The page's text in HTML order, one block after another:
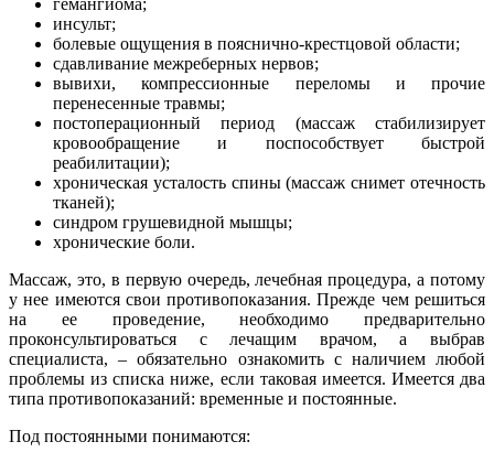
гемангиома;
инсульт;
болевые ощущения в пояснично-крестцовой области;
сдавливание межреберных нервов;
вывихи, компрессионные переломы и прочие
перенесенные травмы;
постоперационный период (массаж стабилизирует
кровообращение и поспособствует быстрой
реабилитации);
хроническая усталость спины (массаж снимет отечность
тканей);
синдром грушевидной мышцы;
хронические боли.
Массаж, это, в первую очередь, лечебная процедура, а потому
у нее имеются свои противопоказания. Прежде чем решиться
на ее проведение, необходимо предварительно
проконсультироваться с лечащим врачом, а выбрав
специалиста, – обязательно ознакомить с наличием любой
проблемы из списка ниже, если таковая имеется. Имеется два
типа противопоказаний: временные и постоянные.
Под постоянными понимаются: